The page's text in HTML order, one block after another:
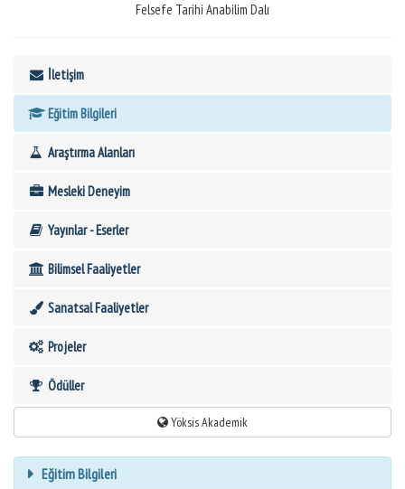
Felsefe Tarihi Anabilim Dalı
İletişim
Eğitim Bilgileri
Araştırma Alanları
Mesleki Deneyim
Yayınlar - Eserler
Bilimsel Faaliyetler
Sanatsal Faaliyetler
Projeler
Ödüller
Yöksis Akademik
Eğitim Bilgileri